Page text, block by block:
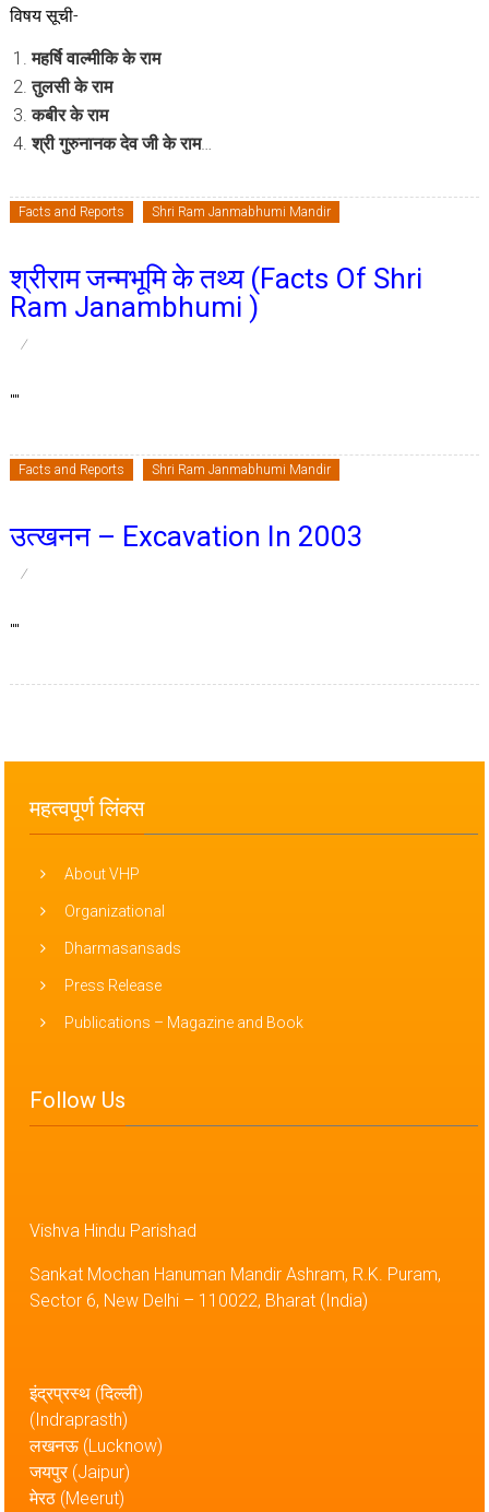
विषय सूची-
महर्षि वाल्मीकि के राम
तुलसी के राम
कबीर के राम
श्री गुरुनानक देव जी के राम…
Facts and Reports Shri Ram Janmabhumi Mandir
श्रीराम जन्मभूमि के तथ्य (Facts Of Shri
Ram Janambhumi )
""
Facts and Reports Shri Ram Janmabhumi Mandir
उत्खनन – Excavation In 2003
""
महत्वपूर्ण लिंक्स
About VHP
Organizational
Dharmasansads
Press Release
Publications – Magazine and Book
Follow Us
Vishva Hindu Parishad
Sankat Mochan Hanuman Mandir Ashram, R.K. Puram,
Sector 6, New Delhi – 110022, Bharat (India)
इंद्रप्रस्थ (दिल्ली)
(Indraprasth)
लखनऊ (Lucknow)
जयपुर (Jaipur)
मेरठ (Meerut)